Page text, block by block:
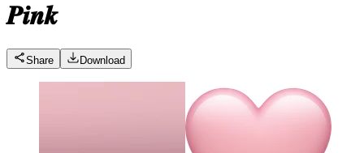
𝑷𝒊𝒏𝒌
Share Download